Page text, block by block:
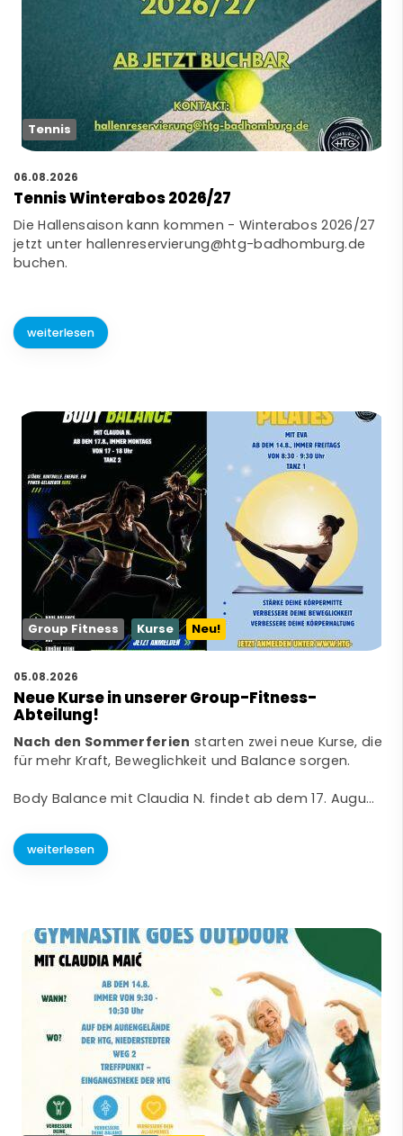
Tennis
06.08.2026
Tennis Winterabos 2026/27
Die Hallensaison kann kommen - Winterabos 2026/27
jetzt unter hallenreservierung@htg-badhomburg.de
buchen.
weiterlesen
Group Fitness Kurse Neu!
05.08.2026
Neue Kurse in unserer Group-Fitness-
Abteilung!
Nach den Sommerferien starten zwei neue Kurse, die
für mehr Kraft, Beweglichkeit und Balance sorgen.
Body Balance mit Claudia N. findet ab dem 17. Augu…
weiterlesen